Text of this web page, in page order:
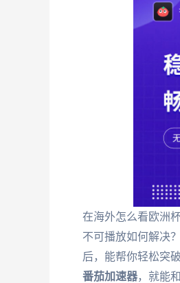
在海外怎么看欧洲
不可播放如何解决
后，能帮你轻松突
番茄加速器，就能